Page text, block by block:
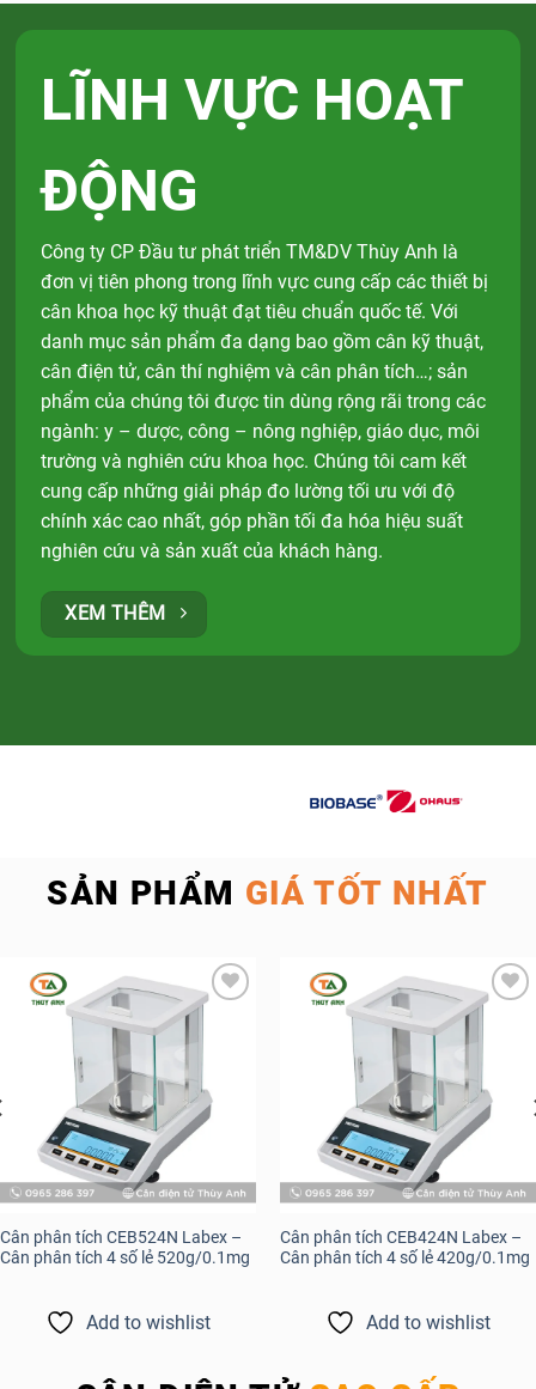
LĨNH VỰC HOẠT
ĐỘNG
Công ty CP Đầu tư phát triển TM&DV Thùy Anh là
đơn vị tiên phong trong lĩnh vực cung cấp các thiết bị
cân khoa học kỹ thuật đạt tiêu chuẩn quốc tế. Với
danh mục sản phẩm đa dạng bao gồm cân kỹ thuật,
cân điện tử, cân thí nghiệm và cân phân tích…; sản
phẩm của chúng tôi được tin dùng rộng rãi trong các
ngành: y – dược, công – nông nghiệp, giáo dục, môi
trường và nghiên cứu khoa học. Chúng tôi cam kết
cung cấp những giải pháp đo lường tối ưu với độ
chính xác cao nhất, góp phần tối đa hóa hiệu suất
nghiên cứu và sản xuất của khách hàng.
XEM THÊM
SẢN PHẨM GIÁ TỐT NHẤT
Cân phân tích CEB524N Labex –
Cân phân tích 4 số lẻ 520g/0.1mg
Add to wishlist
Cân phân tích CEB424N Labex –
Cân phân tích 4 số lẻ 420g/0.1mg
Add to wishlist